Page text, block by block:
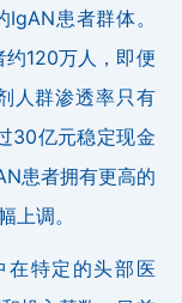
患者群体。
120万人，即便
人群渗透率只有
30亿元稳定现金
患者拥有更高的
上调。
在特定的头部医